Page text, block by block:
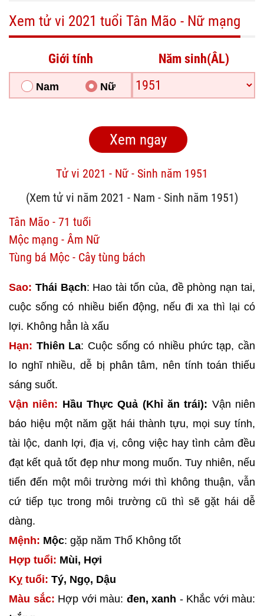
Xem tử vi 2021 tuổi Tân Mão - Nữ mạng
Giới tính
Nam Nữ
Năm sinh(ÂL)
Tử vi 2021 - Nữ - Sinh năm 1951
(Xem tử vi năm 2021 - Nam - Sinh năm 1951)
Tân Mão - 71 tuổi
Mộc mạng - Âm Nữ
Tùng bá Mộc - Cây tùng bách
Sao: Thái Bạch: Hao tài tốn của, đề phòng nạn tai,
cuộc sống có nhiều biến động, nếu đi xa thì lại có
lợi. Không hẳn là xấu
Hạn: Thiên La: Cuộc sống có nhiều phức tạp, cần
lo nghĩ nhiều, dễ bị phân tâm, nên tính toán thiếu
sáng suốt.
Vận niên: Hầu Thực Quả (Khỉ ăn trái): Vận niên
báo hiệu một năm gặt hái thành tựu, mọi suy tính,
tài lộc, danh lợi, địa vị, công việc hay tình cảm đều
đạt kết quả tốt đẹp như mong muốn. Tuy nhiên, nếu
tiến đến một môi trường mới thì không thuận, vẫn
cứ tiếp tục trong môi trường cũ thì sẽ gặt hái dễ
dàng.
Mệnh: Mộc: gặp năm Thổ Không tốt
Hợp tuổi: Mùi, Hợi
Kỵ tuổi: Tý, Ngọ, Dậu
Màu sắc: Hợp với màu: đen, xanh - Khắc với màu: